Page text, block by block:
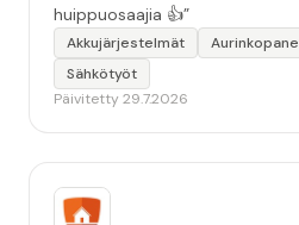
huippuosaajia 👍”
Akkujärjestelmät
Sähkötyöt
Päivitetty 29.7.2026